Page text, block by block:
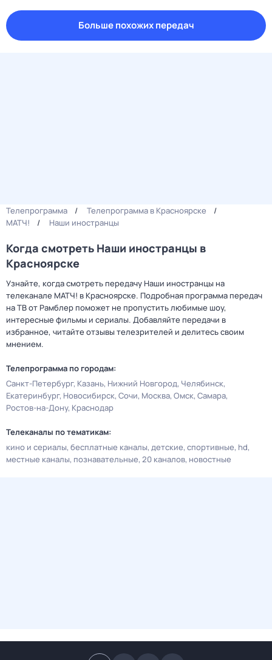
Больше похожих передач
Телепрограмма
Телепрограмма в Красноярске
МАТЧ!
Наши иностранцы
Когда смотреть Наши иностранцы в
Красноярске
Узнайте, когда смотреть передачу Наши иностранцы на
телеканале МАТЧ! в Красноярске. Подробная программа передач
на ТВ от Рамблер поможет не пропустить любимые шоу,
интересные фильмы и сериалы. Добавляйте передачи в
избранное, читайте отзывы телезрителей и делитесь своим
мнением.
Телепрограмма по городам:
Санкт-Петербург Казань Нижний Новгород Челябинск
Екатеринбург Новосибирск Сочи Москва Омск Самара
Ростов-на-Дону Краснодар
Телеканалы по тематикам:
кино и сериалы бесплатные каналы детские спортивные hd
местные каналы познавательные 20 каналов новостные